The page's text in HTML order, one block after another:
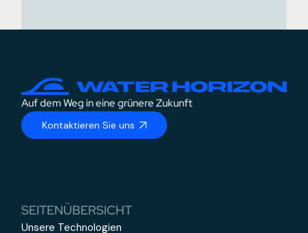
Auf dem Weg in eine grünere Zukunft
Kontaktieren Sie uns
SEITENÜBERSICHT
Unsere Technologien